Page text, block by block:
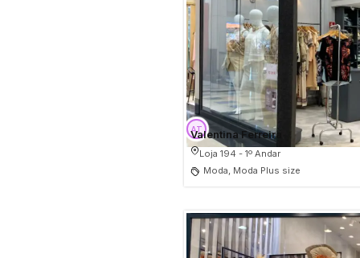
Valentina Ferreira
Loja 194 - 1º Andar
Moda, Moda Plus size